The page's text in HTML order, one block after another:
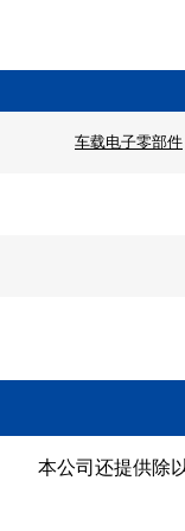
车载电子零部件
本公司还提供除